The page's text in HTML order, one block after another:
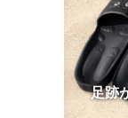
足跡